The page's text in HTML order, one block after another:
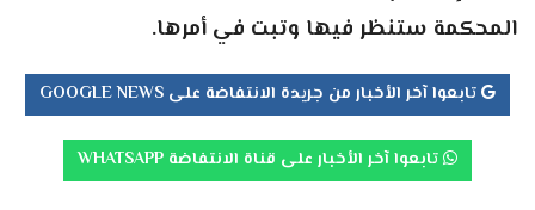
المحكمة ستنظر فيها وتبت في أمرها.
تابعوا آخر الأخبار من جريدة الانتفاضة على GOOGLE NEWS
تابعوا آخر الأخبار على قناة الانتفاضة WHATSAPP